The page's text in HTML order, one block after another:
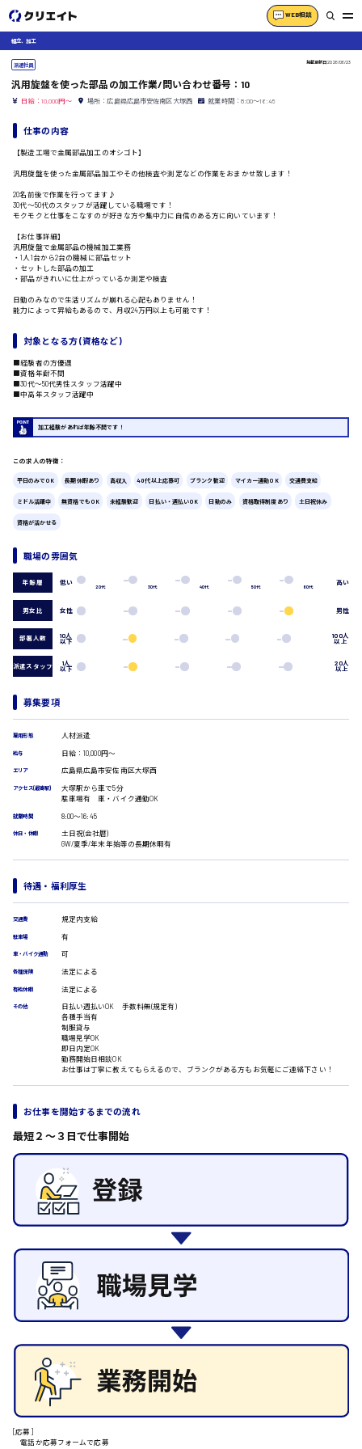
WEB相談
製造・軽作業・物流系
検品・包装・箱詰め
フォークリフト
介護・医療系
医師
看護助手
看護師
オフィスワーク系
貿易事務
データ入力
コールセンターオペレーター
総務事務
営業事務
医療事務
翻訳、通訳
DTPオペレーター
CADオペレーター
校正・編集
システムエンジニア
カスタマーエンジニア
経営企画
ラウンダー営業
ルート営業
施設管理・整備
清掃
配送・ドライバー
広島市中区
広島市南区
広島市西区
広島市佐伯区
広島市安佐北区
広島市安芸区
安芸高田市
山県郡
安芸太田町
安芸郡
時給1200円～
時給1300円～
時給1400円～
時給1500円以上
日給8000円～
日給9000円～
日給10000円以上
組立、加工
派遣社員 掲載更新日2026/06/23
汎用旋盤を使った部品の加工作業/問い合わせ番号：10
日給：10,000円～ 場所：広島県広島市安佐南区大塚西 就業時間：8:00〜16:45
仕事の内容
【製造工場で金属部品加工のオシゴト】
汎用旋盤を使った金属部品加工やその他検査や測定などの作業をおまかせ致します！
20名前後で作業を行ってます♪
30代〜50代のスタッフが活躍している職場です！
モクモクと仕事をこなすのが好きな方や集中力に自信のある方に向いています！
【お仕事詳細】
汎用旋盤で金属部品の機械加工業務
・1人1台から2台の機械に部品セット
・セットした部品の加工
・部品がきれいに仕上がっているか測定や検査
日勤のみなので生活リズムが崩れる心配もありません！
能力によって昇給もあるので、月収24万円以上も可能です！
対象となる方 (資格など)
■経験者の方優遇
■資格年齢不問
■30代〜50代男性スタッフ活躍中
■中高年スタッフ活躍中
加工経験があれば年齢不問です！
この求人の特徴：
平日のみでOK 長期休暇あり 高収入 40代以上応募可 ブランク歓迎 マイカー通勤OK 交通費支給
ミドル活躍中 無資格でもOK 未経験歓迎 日払い・週払いOK 日勤のみ 資格取得制度あり 土日祝休み
資格が活かせる
職場の雰囲気
年齢層 低い
20代 30代 40代 50代 60代
高い
男女比 女性 男性
部署人数 10人
以下
100人
以上
派遣スタッフ 1人
以下
20人
以上
募集要項
雇用形態 人材派遣
給与 日給：10,000円～
エリア 広島県広島市安佐南区大塚西
アクセス(最寄駅)
大塚駅から車で5分
駐車場有 車・バイク通勤OK
就業時間 8:00〜16:45
休日・休暇
土日祝(会社暦)
GW/夏季/年末年始等の長期休暇有
待遇・福利厚生
交通費 規定内支給
駐車場 有
車・バイク通勤 可
各種保険 法定による
有給休暇 法定による
その他
日払い週払いOK 手数料無(規定有)
各種手当有
制服貸与
職場見学OK
即日内定OK
勤務開始日相談OK
お仕事は丁寧に教えてもらえるので、ブランクがある方もお気軽にご連絡下さい！
お仕事を開始するまでの流れ
最短２〜３日で仕事開始
[応募]
電話か応募フォームで応募